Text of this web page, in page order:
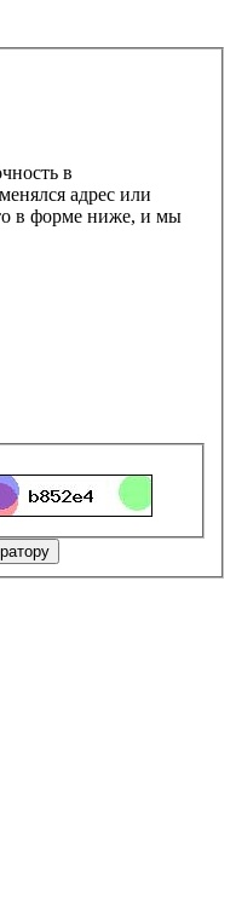
в
адрес или
в форме ниже, и мы